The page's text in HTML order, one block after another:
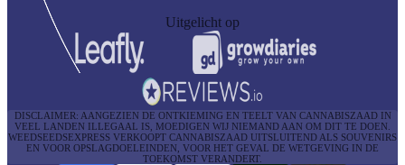
Uitgelicht op
DISCLAIMER: AANGEZIEN DE ONTKIEMING EN TEELT VAN CANNABISZAAD IN
VEEL LANDEN ILLEGAAL IS, MOEDIGEN WIJ NIEMAND AAN OM DIT TE DOEN.
WEEDSEEDSEXPRESS VERKOOPT CANNABISZAAD UITSLUITEND ALS SOUVENIRS
EN VOOR OPSLAGDOELEINDEN, VOOR HET GEVAL DE WETGEVING IN DE
TOEKOMST VERANDERT.